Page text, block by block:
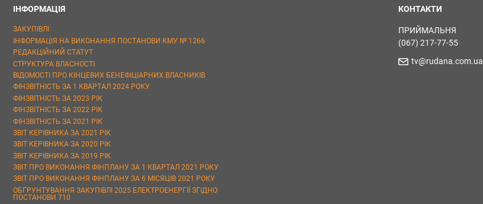
ІНФОРМАЦІЯ
ЗАКУПІВЛІ
ІНФОРМАЦІЯ НА ВИКОНАННЯ ПОСТАНОВИ КМУ № 1266
РЕДАКЦІЙНИЙ СТАТУТ
СТРУКТУРА ВЛАСНОСТІ
ВІДОМОСТІ ПРО КІНЦЕВИХ БЕНЕФІЦІАРНИХ ВЛАСНИКІВ
ФІНЗВІТНІСТЬ ЗА 1 КВАРТАЛ 2024 РОКУ
ФІНЗВІТНІСТЬ ЗА 2023 РІК
ФІНЗВІТНІСТЬ ЗА 2022 РІК
ФІНЗВІТНІСТЬ ЗА 2021 РІК
ЗВІТ КЕРІВНИКА ЗА 2021 РІК
ЗВІТ КЕРІВНИКА ЗА 2020 РІК
ЗВІТ КЕРІВНИКА ЗА 2019 РІК
ЗВІТ ПРО ВИКОНАННЯ ФІНПЛАНУ ЗА 1 КВАРТАЛ 2021 РОКУ
ЗВІТ ПРО ВИКОНАННЯ ФІНПЛАНУ ЗА 6 МІСЯЦІВ 2021 РОКУ
ОБҐРУНТУВАННЯ ЗАКУПІВЛІ 2025 ЕЛЕКТРОЕНЕРГІЇ ЗГІДНО
ПОСТАНОВИ 710
КОНТАКТИ
ПРИЙМАЛЬНЯ
(067) 217-77-55
tv@rudana.com.ua